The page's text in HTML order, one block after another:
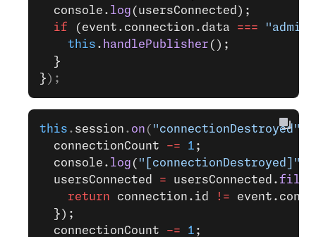
  console.
log (usersConnected);
  if
(event.connection.data === "admin"
    this
. handlePublisher ();
  }
} );
this . session . on ( "connectionDestroyed"
  connectionCount
-= 1 ;
  console.
log ( "[connectionDestroyed]"
  usersConnected
= usersConnected.
    return
connection.id !=
  });
  connectionCount
-= 1 ;